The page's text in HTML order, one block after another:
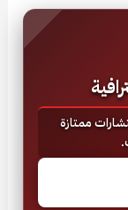
ممتازة